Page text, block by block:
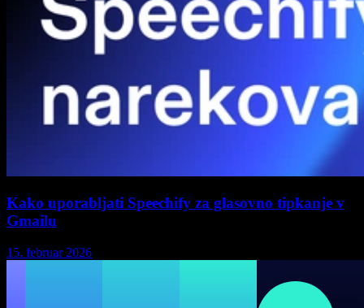
Kako uporabljati Speechify za glasovno tipkanje v
Gmailu
15. februar 2026